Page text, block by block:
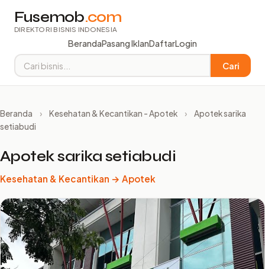
Fusemob.com
DIREKTORI BISNIS INDONESIA
BerandaPasang IklanDaftarLogin
Cari
Beranda › Kesehatan & Kecantikan - Apotek ›
Apotek sarika
setiabudi
Apotek sarika setiabudi
Kesehatan & Kecantikan → Apotek